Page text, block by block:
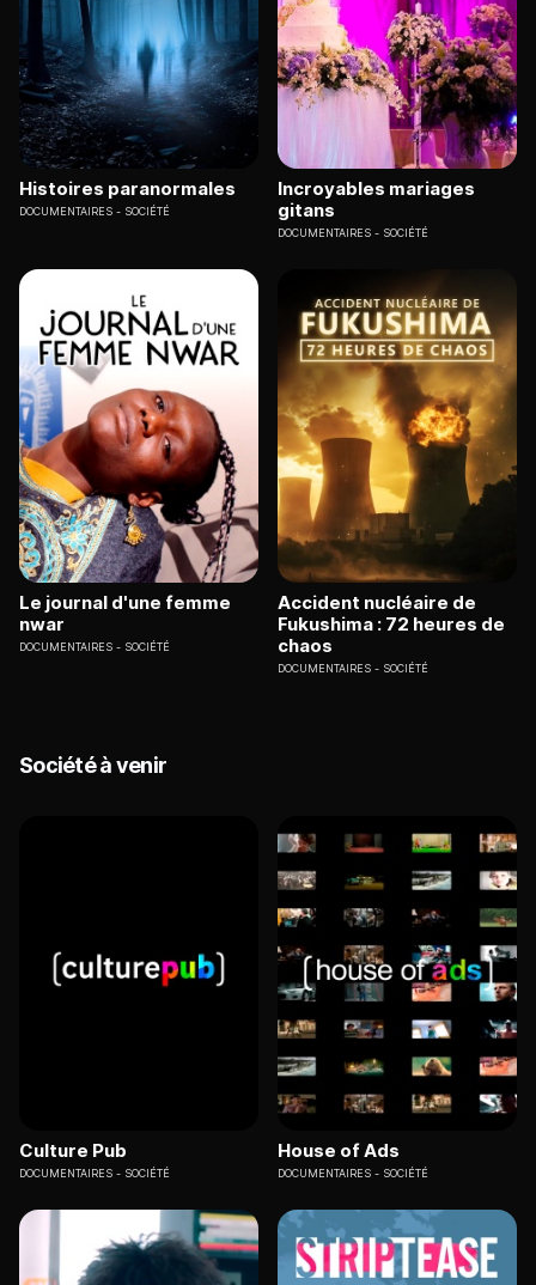
Histoires paranormales
DOCUMENTAIRES SOCIÉTÉ
Incroyables mariages
gitans
DOCUMENTAIRES SOCIÉTÉ
Le journal d'une femme
nwar
DOCUMENTAIRES SOCIÉTÉ
Accident nucléaire de
Fukushima : 72 heures de
chaos
DOCUMENTAIRES SOCIÉTÉ
Société à venir
Culture Pub
DOCUMENTAIRES SOCIÉTÉ
House of Ads
DOCUMENTAIRES SOCIÉTÉ